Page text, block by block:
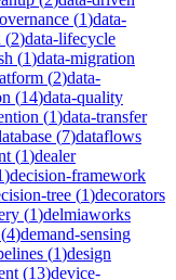
(1)data-
(2)data-lifecycle
(1)data-migration
(2)data-
(14)data-quality
(1)data-transfer
(7)dataflows
(1)dealer
)decision-framework
tree (1)decorators
(1)delmiaworks
(4)demand-sensing
(1)design
(13)device-